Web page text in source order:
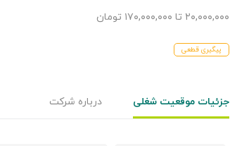
۲۰,۰۰۰,۰۰۰ تا ۱۷۰,۰۰۰,۰۰۰ تومان
پیگیری قطعی
جزئیات موقعیت شغلی درباره شرکت